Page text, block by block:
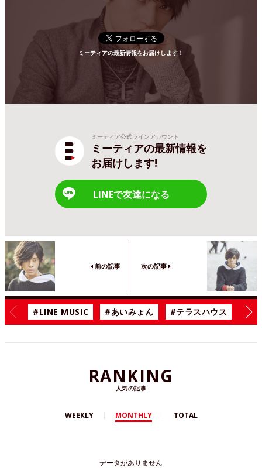
ミーティアの最新情報をお届けします！
ミーティア公式ラインアカウント
ミーティアの最新情報を
お届けします!
LINEで友達になる
前の記事 次の記事
#LINE MUSIC #あいみょん #テラスハウス #
RANKING
人気の記事
WEEKLY MONTHLY TOTAL
データがありません